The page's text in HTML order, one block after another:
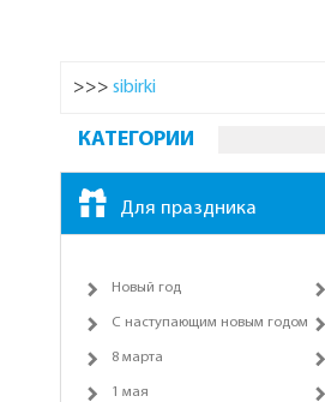
>>> sibirki
КАТЕГОРИИ
Для праздника
Новый год
С наступающим новым годом
8 марта
1 мая